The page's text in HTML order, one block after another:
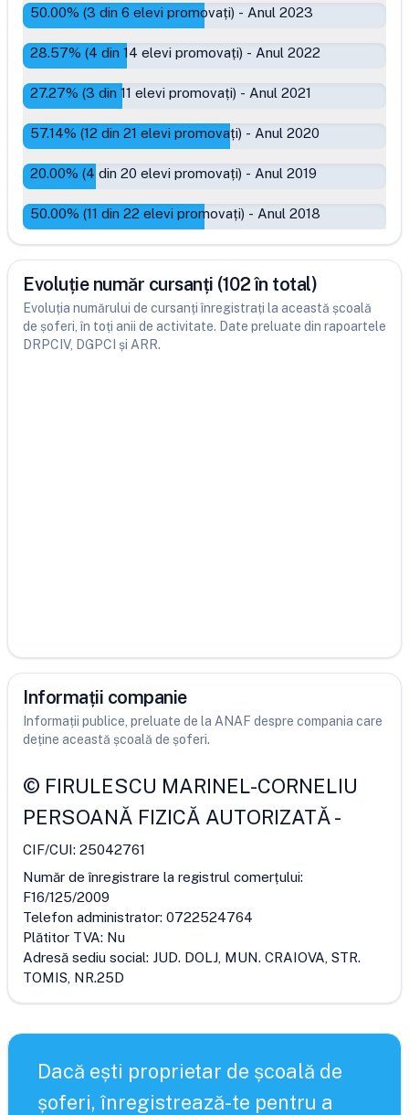
50.00% (3 din 6 elevi promovați) - Anul 2023
28.57% (4 din 14 elevi promovați) - Anul 2022
27.27% (3 din 11 elevi promovați) - Anul 2021
57.14% (12 din 21 elevi promovați) - Anul 2020
20.00% (4 din 20 elevi promovați) - Anul 2019
50.00% (11 din 22 elevi promovați) - Anul 2018
Evoluție număr cursanți (102 în total)
Evoluția numărului de cursanți înregistrați la această școală
de șoferi, în toți anii de activitate. Date preluate din rapoartele
DRPCIV, DGPCI și ARR.
Informații companie
Informații publice, preluate de la ANAF despre compania care
deține această școală de șoferi.
© FIRULESCU MARINEL-CORNELIU
PERSOANĂ FIZICĂ AUTORIZATĂ-
CIF/CUI: 25042761
Număr de înregistrare la registrul comerțului:
F16/125/2009
Telefon administrator: 0722524764
Plătitor TVA: Nu
Adresă sediu social: JUD. DOLJ, MUN. CRAIOVA, STR.
TOMIS, NR.25D
Dacă ești proprietar de școală de
șoferi, înregistrează-te pentru a